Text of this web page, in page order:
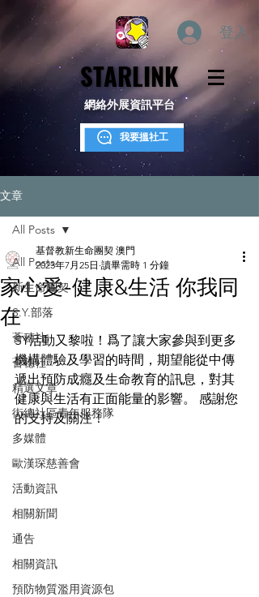
登入
STARLINK
STARLINK
網絡外展資訊平台
我要搵社工
文章
All Posts
新生命團契
S.Y.部落
薈穗社
薈穗社
精選文章
街總社區青年服務隊
多媒體
歐漢琛慈善會
活動資訊
相關新聞
通告
相關資訊
預防物質濫用資源包
All Posts
家心愛-健康&生活 你我同
在
基督教新生命團契 澳門
2023年7月25日 讀畢需時 1 分鐘
SY活動又黎啦！爲了讓大家參與到更多
機構體驗及學習的時間，期望能從中傳
遞出預防成癮及生命教育的訊息，對其
健康與生活有正面能量的影響。 感謝您
的支持及關注！